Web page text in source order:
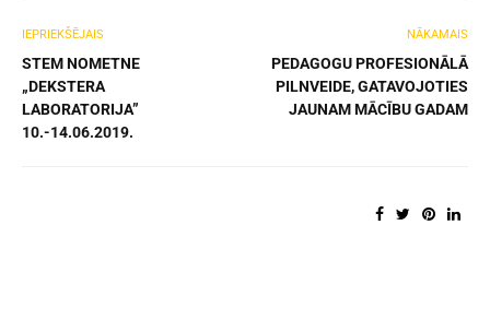
IEPRIEKŠĒJAIS
STEM NOMETNE
„DEKSTERA
LABORATORIJA”
10.-14.06.2019.
NĀKAMAIS
PEDAGOGU PROFESIONĀLĀ
PILNVEIDE, GATAVOJOTIES
JAUNAM MĀCĪBU GADAM